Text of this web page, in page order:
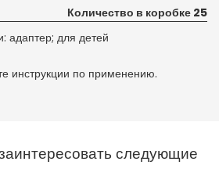
Количество в коробке 25
адаптер; для детей
инструкции по применению.
следующие